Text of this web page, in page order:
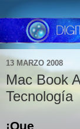
13 MARZO 2008
Mac Book
Tecnología
¡Que